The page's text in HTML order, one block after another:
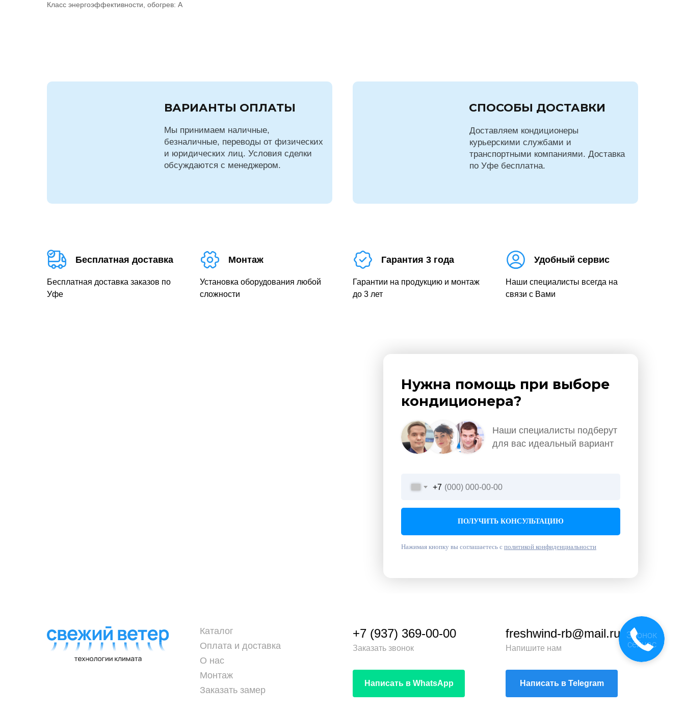
Класс энергоэффективности, обогрев: A
Мы принимаем наличные,
безналичные, переводы от физических
и юридических лиц. Условия сделки
обсуждаются с менеджером.
ВАРИАНТЫ ОПЛАТЫ
Доставляем кондиционеры
курьерскими службами и
транспортными компаниями. Доставка
по Уфе бесплатна.
СПОСОБЫ ДОСТАВКИ
Бесплатная доставка
Бесплатная доставка заказов по
Уфе
Монтаж
Установка оборудования любой
сложности
Гарантия 3 года
Гарантии на продукцию и монтаж
до 3 лет
Удобный сервис
Наши специалисты всегда на
связи с Вами
Наши специалисты подберут
для вас идеальный вариант
Нужна помощь при выборе
кондиционера?
+7
ПОЛУЧИТЬ КОНСУЛЬТАЦИЮ
Нажимая кнопку вы соглашаетесь с политикой конфиденциальности
+7 (937) 369-00-00
Заказать звонок
freshwind-rb@mail.ru
Напишите нам
Каталог
Оплата и доставка
О нас
Монтаж
Заказать замер
Написать в WhatsApp Написать в Telegram